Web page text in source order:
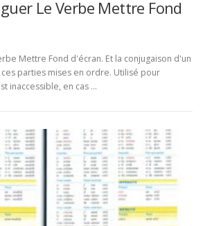
Le Verbe Mettre Fond
Mettre Fond d'écran. Et la conjugaison d'un
parties mises en ordre. Utilisé pour
inaccessible, en cas …